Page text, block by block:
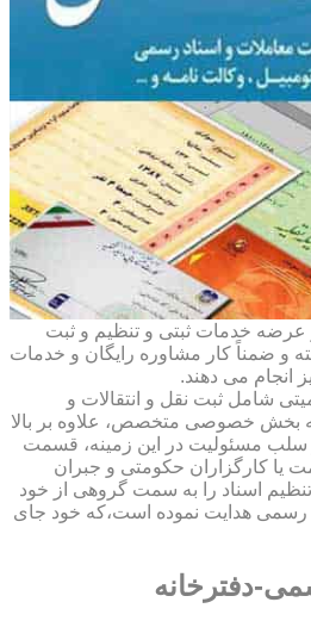
عرضه خدمات ثبتی و تنظیم و ثبت
و ضمناً کار مشاوره رایگان و خدمات
انجام می دهند.
شامل ثبت نقل و انتقالات و
بخش خصوصی متخصص، علاوه بر بالا
سلب مسئولیت در این زمینه، قسمت
یا کارگزاران حکومتی و جبران
اسناد را به سمت گروهی از خود
رسمی هدایت نموده است،که خود جای
دفترخانه